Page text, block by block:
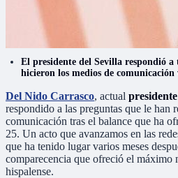
El presidente del Sevilla respondió a
hicieron los medios de comunicación
Del Nido Carrasco, actual
respondido a las preguntas que le han
comunicación tras el balance que ha
25. Un acto que avanzamos en las
que ha tenido lugar varios meses
comparecencia que ofreció el máximo
hispalense.